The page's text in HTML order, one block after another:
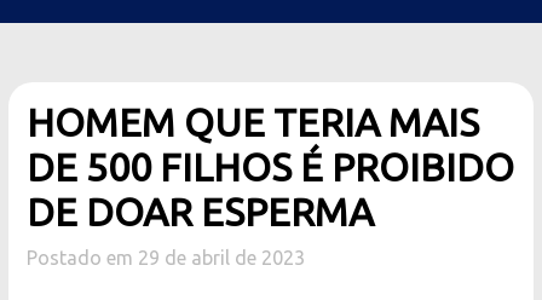
HOMEM QUE TERIA MAIS
DE 500 FILHOS É PROIBIDO
DE DOAR ESPERMA
Postado em 29 de abril de 2023